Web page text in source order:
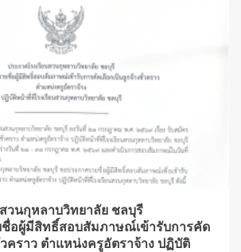
วนกุหลาบวิทยาลัย ชลบุรี
ชื่อผู้มีสิทธิ์สอบสัมภาษณ์เข้ารับการคัด
คราว ตำแหน่งครูอัตราจ้าง ปฏิบัติ